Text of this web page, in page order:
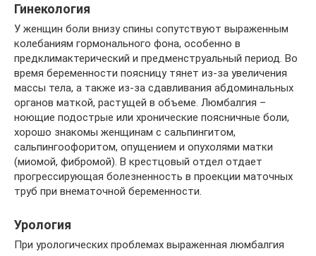
Гинекология
У женщин боли внизу спины сопутствуют выраженным
колебаниям гормонального фона, особенно в
предклимактерический и предменструальный период. Во
время беременности поясницу тянет из-за увеличения
массы тела, а также из-за сдавливания абдоминальных
органов маткой, растущей в объеме. Люмбалгия –
ноющие подострые или хронические поясничные боли,
хорошо знакомы женщинам с сальпингитом,
сальпингоофоритом, опущением и опухолями матки
(миомой, фибромой). В крестцовый отдел отдает
прогрессирующая болезненность в проекции маточных
труб при внематочной беременности.
Урология
При урологических проблемах выраженная люмбалгия